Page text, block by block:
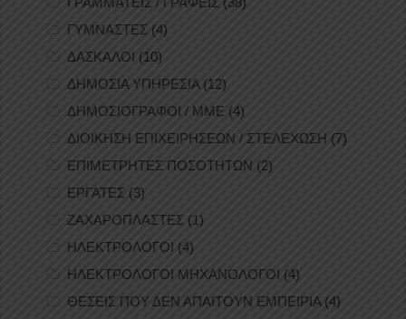
ΓΥΜΝΑΣΤΕΣ (4)
ΔΑΣΚΑΛΟΙ (10)
ΔΗΜΟΣΙΑ ΥΠΗΡΕΣΙΑ(12)
ΔΗΜΟΣΙΟΓΡΑΦΟΙ / ΜΜΕ (4)
ΔΙΟΙΚΗΣΗ ΕΠΙΧΕΙΡΗΣΕΩΝ / ΣΤΕΛΕΧΩΣΗ (7)
ΕΠΙΜΕΤΡΗΤΕΣ ΠΟΣΟΤΗΤΩΝ (2)
ΕΡΓΑΤΕΣ (3)
ΖΑΧΑΡΟΠΛΑΣΤΕΣ (1)
ΗΛΕΚΤΡΟΛΟΓΟΙ (4)
ΗΛΕΚΤΡΟΛΟΓΟΙ ΜΗΧΑΝΟΛΟΓΟΙ (4)
ΘΕΣΕΙΣ ΠΟΥ ΔΕΝ ΑΠΑΙΤΟΥΝ ΕΜΠΕΙΡΙΑ(4)